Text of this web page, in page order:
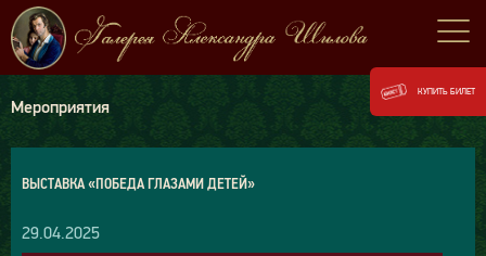
Мероприятия
ВЫСТАВКА «ПОБЕДА ГЛАЗАМИ ДЕТЕЙ»
29.04.2025
КУПИТЬ БИЛЕТ